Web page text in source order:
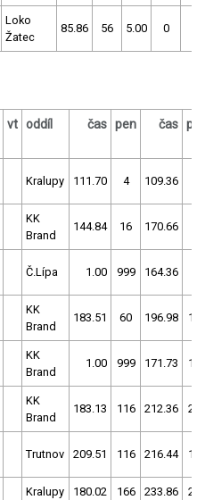
Loko
Žatec
85.86 56 5.00 0
vt oddíl čas pen čas
Kralupy 111.70 4 109.36
KK
Brand
144.84 16 170.66
Č.Lípa 1.00 999 164.36
KK
Brand
183.51 60 196.98
KK
Brand
1.00 999 171.73
KK
Brand
183.13 116 212.36
Trutnov 209.51 116 216.44
Kralupy 180.02 166 233.86